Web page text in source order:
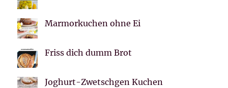
Marmorkuchen ohne Ei
Friss dich dumm Brot
Joghurt-Zwetschgen Kuchen